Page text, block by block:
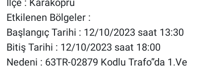
İlçe : Karaköprü
Etkilenen Bölgeler :
Başlangıç Tarihi : 12/10/2023 saat 13:30
Bitiş Tarihi : 12/10/2023 saat 18:00
Nedeni : 63TR-02879 Kodlu Trafo”da 1.Ve